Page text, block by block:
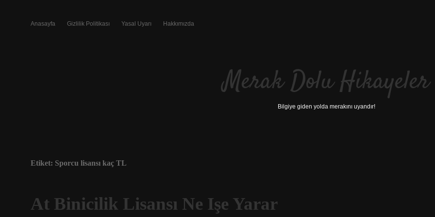
Anasayfa Gizlilik Politikası Yasal Uyarı Hakkımızda
Merak Dolu Hikayeler
Bilgiye giden yolda merakını uyandır!
Etiket: Sporcu lisansı kaç TL
At Binicilik Lisansı Ne Işe Yarar